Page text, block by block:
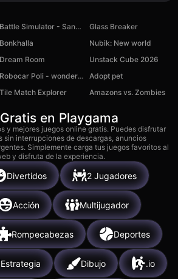
Battle Simulator - Sandbox
Glass Breaker
Bonkhalla
Nubik: New world
Dream Room
Unstack Cube 2026
Robocar Poli - wonder puzzle
Adopt pet
Tile Match Explorer Amazons vs. Zombies
en Playgama
y mejores juegos online gratis. Puedes disfrutar
sin interrupciones de descargas, anuncios
Simplemente carga tus juegos favoritos al
y disfruta de la experiencia.
Divertidos 2 Jugadores
Acción Multijugador
Rompecabezas Deportes
Estrategia Dibujo .io